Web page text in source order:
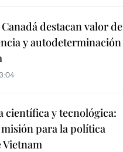
destacan valor de
y autodeterminación
científica y tecnológica:
para la política